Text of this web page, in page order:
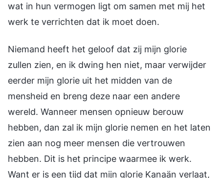
wat in hun vermogen ligt om samen met mij het
werk te verrichten dat ik moet doen.
Niemand heeft het geloof dat zij mijn glorie
zullen zien, en ik dwing hen niet, maar verwijder
eerder mijn glorie uit het midden van de
mensheid en breng deze naar een andere
wereld. Wanneer mensen opnieuw berouw
hebben, dan zal ik mijn glorie nemen en het laten
zien aan nog meer mensen die vertrouwen
hebben. Dit is het principe waarmee ik werk.
Want er is een tijd dat mijn glorie Kanaän verlaat,